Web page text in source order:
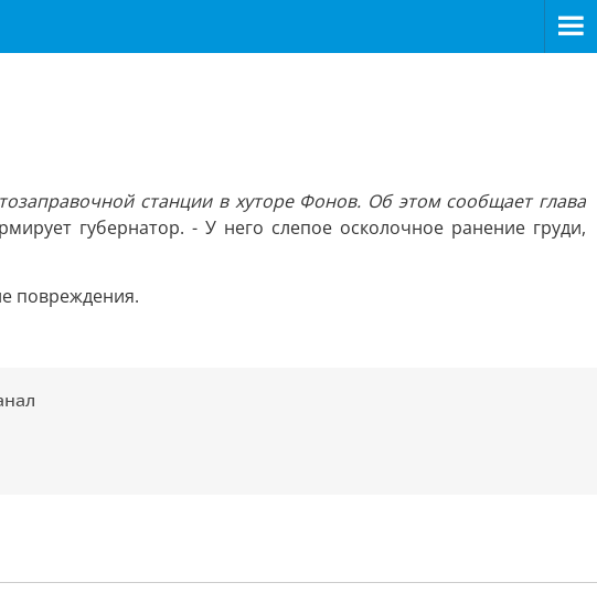
станции в хуторе Фонов. Об этом сообщает глава
губернатор. - У него слепое осколочное ранение груди,
повреждения.